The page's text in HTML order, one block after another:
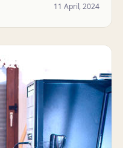
11 April, 2024